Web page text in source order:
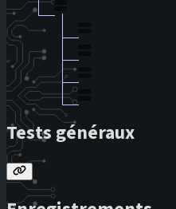
Tests généraux